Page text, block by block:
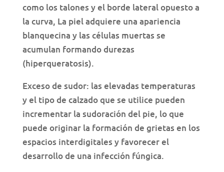
como los talones y el borde lateral opuesto a
la curva, La piel adquiere una apariencia
blanquecina y las células muertas se
acumulan formando durezas
(hiperqueratosis).
Exceso de sudor: las elevadas temperaturas
y el tipo de calzado que se utilice pueden
incrementar la sudoración del pie, lo que
puede originar la formación de grietas en los
espacios interdigitales y favorecer el
desarrollo de una infección fúngica.